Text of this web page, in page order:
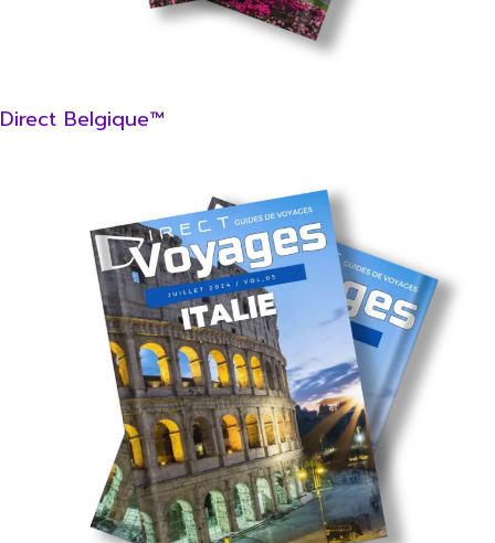
Direct Belgique™